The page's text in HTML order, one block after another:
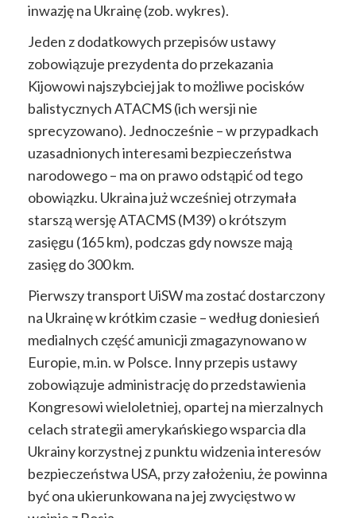
inwazję na Ukrainę (zob. wykres).
Jeden z dodatkowych przepisów ustawy
zobowiązuje prezydenta do przekazania
Kijowowi najszybciej jak to możliwe pocisków
balistycznych ATACMS (ich wersji nie
sprecyzowano). Jednocześnie – w przypadkach
uzasadnionych interesami bezpieczeństwa
narodowego – ma on prawo odstąpić od tego
obowiązku. Ukraina już wcześniej otrzymała
starszą wersję ATACMS (M39) o krótszym
zasięgu (165 km), podczas gdy nowsze mają
zasięg do 300 km.
Pierwszy transport UiSW ma zostać dostarczony
na Ukrainęw krótkim czasie –według doniesień
medialnych część amunicji zmagazynowano w
Europie, m.in. w Polsce. Inny przepis ustawy
zobowiązuje administrację do przedstawienia
Kongresowi wieloletniej, opartej na mierzalnych
celach strategii amerykańskiego wsparcia dla
Ukrainy korzystnej z punktu widzenia interesów
bezpieczeństwa USA, przy założeniu, że powinna
być ona ukierunkowana na jej zwycięstwo w